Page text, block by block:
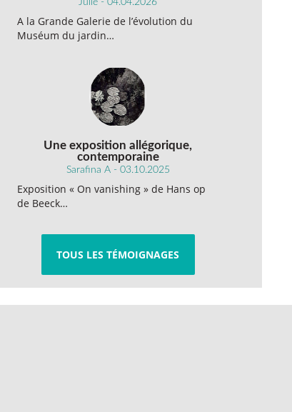
A la Grande Galerie de l’évolution du
Muséum du jardin…
Une exposition allégorique,
contemporaine
Sarafina A - 03.10.2025
Exposition « On vanishing » de Hans op
de Beeck…
TOUS LES TÉMOIGNAGES